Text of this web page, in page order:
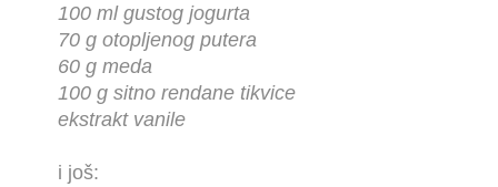
100 ml gustog jogurta
70 g otopljenog putera
60 g meda
100 g sitno rendane tikvice
ekstrakt vanile
i još: